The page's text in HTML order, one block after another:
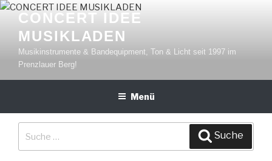
Zum
Inhalt
springen
CONCERT IDEE
MUSIKLADEN
Musikinstrumente & Bandequipment, Ton & Licht seit 1997 im
Prenzlauer Berg!
Menü
Suche